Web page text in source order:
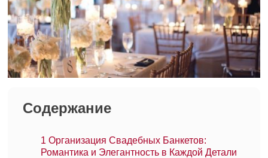
Содержание
1 Организация Свадебных Банкетов:
Романтика и Элегантность в Каждой Детали